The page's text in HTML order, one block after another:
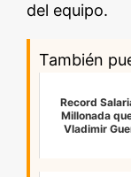
del equipo.
También
Record
Millonada
Vladimir